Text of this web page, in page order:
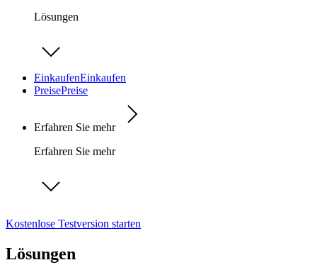
Lösungen
EinkaufenEinkaufen
PreisePreise
Erfahren Sie mehr
Erfahren Sie mehr
Kostenlose Testversion starten
Lösungen